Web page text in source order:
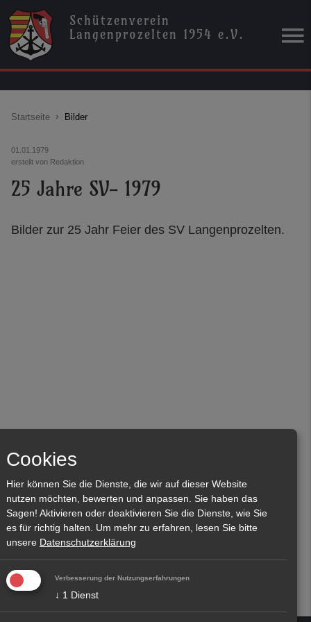
Schützenverein
Langenprozelten 1954 e.V.
Startseite Bilder
01.01.1979
erstellt von Redaktion
25 Jahre SV- 1979
Bilder zur 25 Jahr Feier des SV Langenprozelten.
Cookies
Hier können Sie die Dienste, die wir auf dieser Website
nutzen möchten, bewerten und anpassen. Sie haben das
Sagen! Aktivieren oder deaktivieren Sie die Dienste, wie Sie
es für richtig halten.
Um mehr zu erfahren, lesen Sie bitte
unsere Datenschutzerklärung
Verbesserung der Nutzungserfahrungen
↓ 1 Dienst